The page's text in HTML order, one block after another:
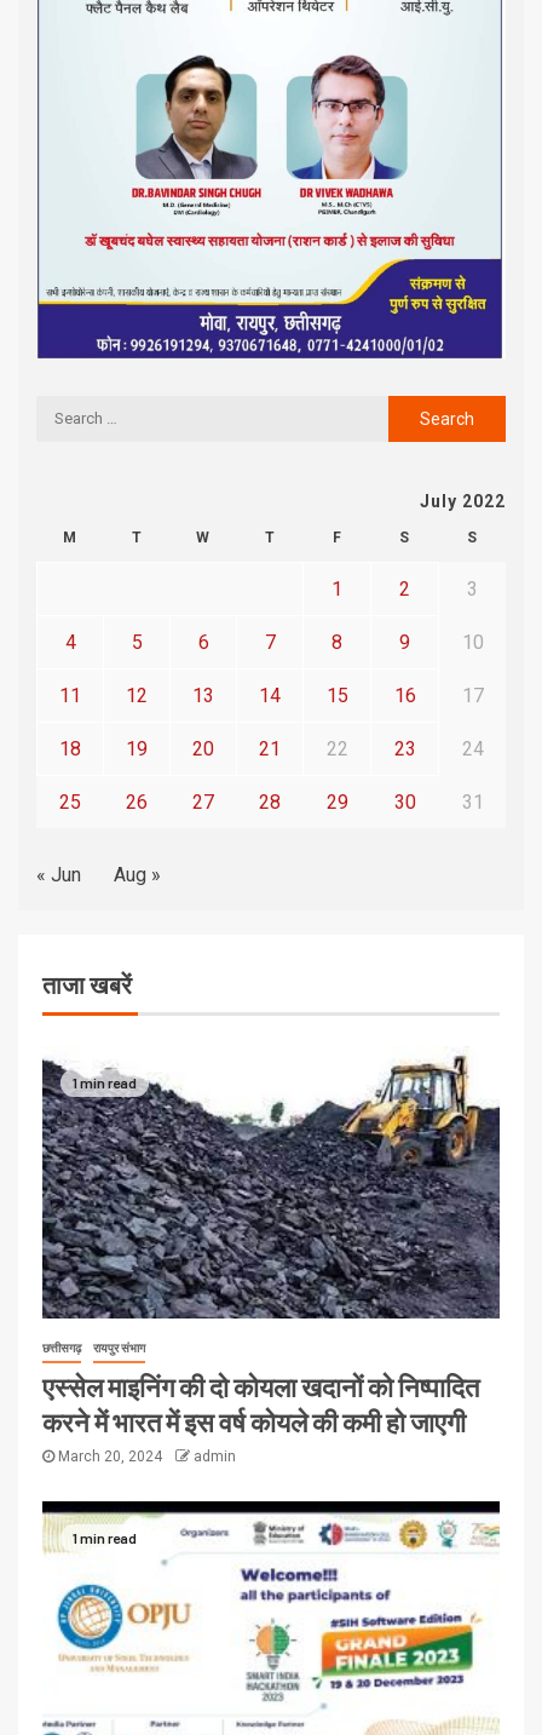
July 2022
M T W T F S S
1 2 3
4 5 6 7 8 9 10
11 12 13 14 15 16 17
18 19 20 21 22 23 24
25 26 27 28 29 30 31
« Jun Aug »
ताजा खबरें
1 min read
छत्तीसगढ़ रायपुर संभाग
एस्सेल माइनिंग की दो कोयला खदानों को निष्पादित
करने में भारत में इस वर्ष कोयले की कमी हो जाएगी
March 20, 2024 admin
1 min read